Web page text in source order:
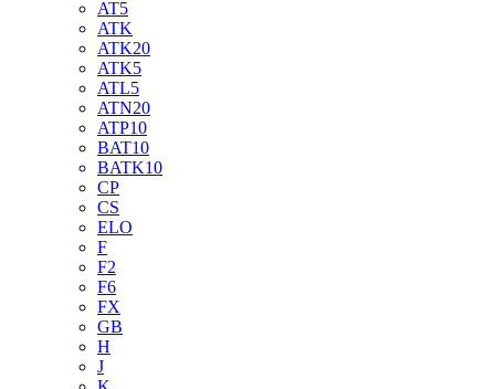
AT5
ATK
ATK20
ATK5
ATL5
ATN20
ATP10
BAT10
BATK10
CP
CS
ELO
F
F2
F6
FX
GB
H
J